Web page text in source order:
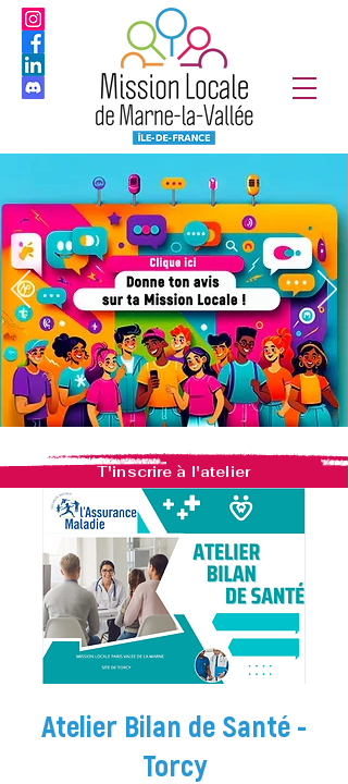
T'inscrire à l'atelier
Atelier Bilan de Santé -
Torcy